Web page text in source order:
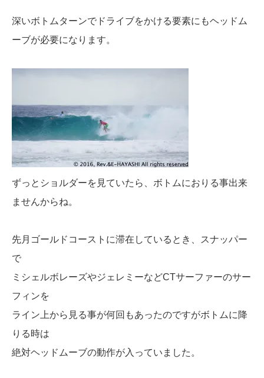
深いボトムターンでドライブをかける要素にもヘッドム
ーブが必要になります。
ずっとショルダーを見ていたら、ボトムにおりる事出来
ませんからね。
先月ゴールドコーストに滞在しているとき、スナッパー
で
ミシェルボレーズやジェレミーなどCTサーファーのサー
フィンを
ライン上から見る事が何回もあったのですがボトムに降
りる時は
絶対ヘッドムーブの動作が入っていました。